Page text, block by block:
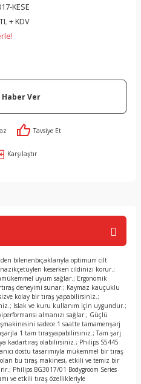
KESE
+ KDV
Haber Ver
Tavsiye Et
Karşılaştır
bilenenbıçaklarıyla optimum cilt
nazikçetüyleri keserken cildinizi korur.;
uyum sağlar.; Ergonomik
deneyimi sunar.; Kaymaz kauçuklu
kolay bir tıraş yapabilirsiniz.;
Islak ve kuru kullanım için uygundur.;
almanızı sağlar.; Güçlü
sadece 1 saatte tamamenşarj
1 tam tıraşyapabilirsiniz.; Tam şarj
kadartıraş olabilirsiniz.; Philips S5445
dostu tasarımıyla mükemmel bir tıraş
bu tıraş makinesi, etkili ve temiz bir
Philips BG3017/01 Bodygroom Series
ve etkili tıraş özellikleriyle